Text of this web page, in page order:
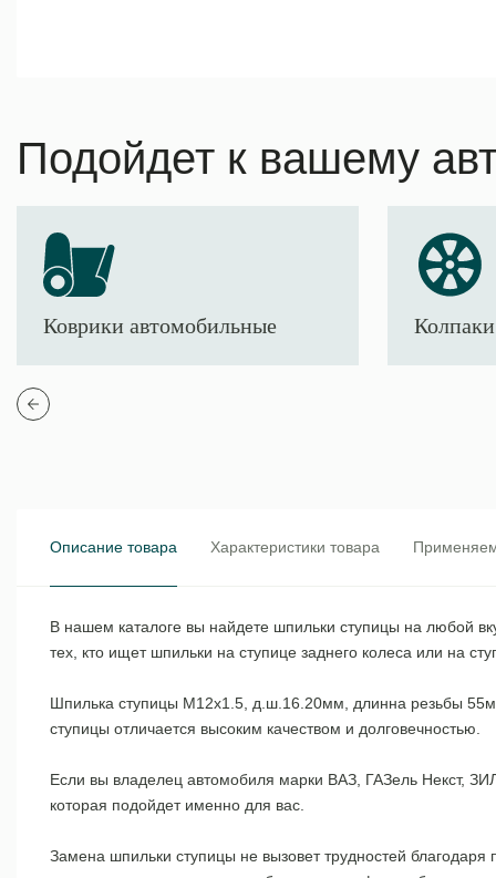
Подойдет к вашему
Коврики автомобильные
Описание товара Характеристики товара
В нашем каталоге вы найдете шпильки ступицы на любой
тех, кто ищет шпильки на ступице заднего колеса или на
Шпилька ступицы М12х1.5, д.ш.16.20мм, длинна резьбы
ступицы отличается высоким качеством и долговечностью.
Если вы владелец автомобиля марки ВАЗ, ГАЗель Некст,
которая подойдет именно для вас.
Замена шпильки ступицы не вызовет трудностей